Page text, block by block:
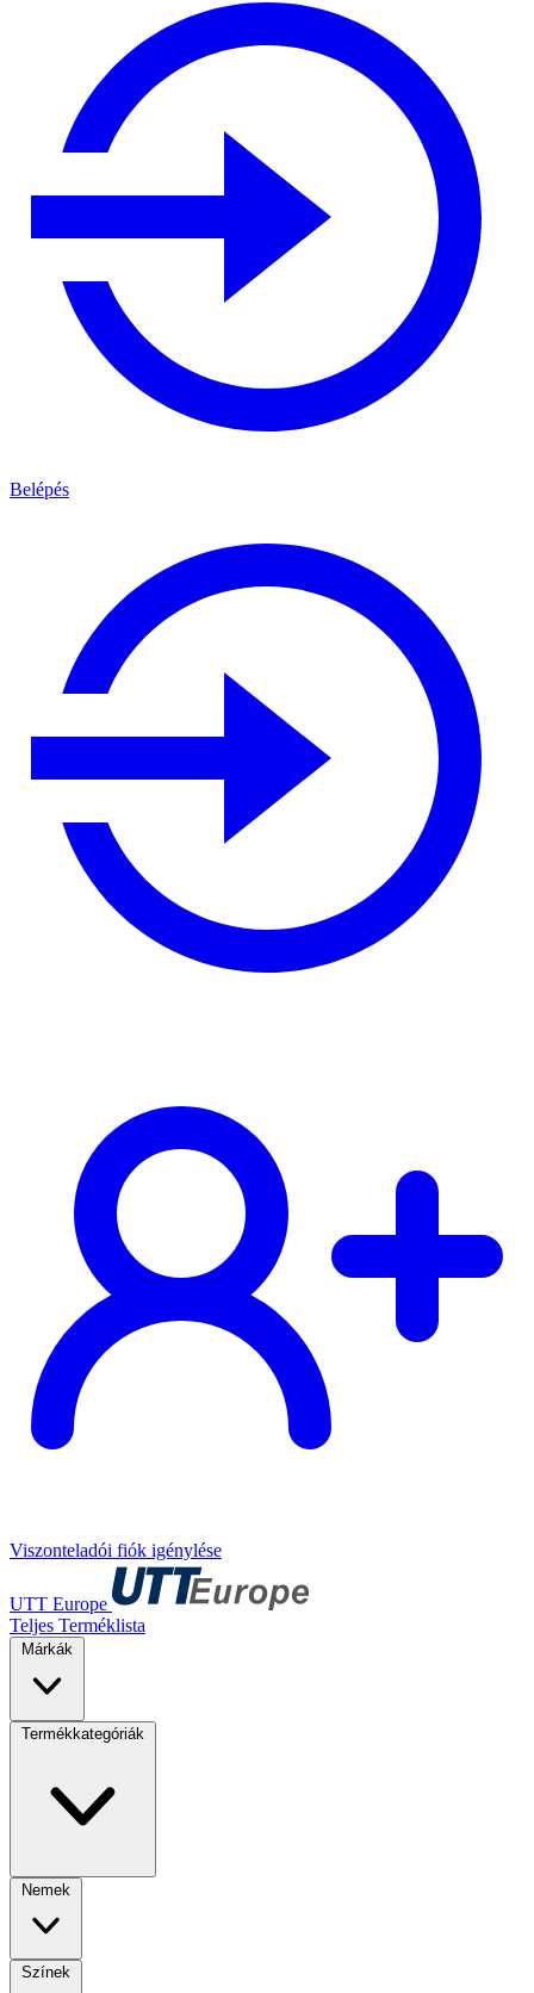
Belépés
Viszonteladói fiók igénylése
UTT Europe
Teljes Terméklista
Márkák
Termékkategóriák
Nemek
Színek